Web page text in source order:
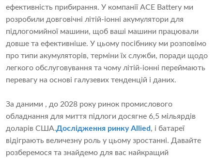
ефективність прибирання. У компанії ACE Battery ми
розробили довговічні літій-іонні акумулятори для
підлогомийної машини, щоб ваші машини працювали
довше та ефективніше. У цьому посібнику ми розповімо
про типи акумуляторів, терміни їх служби, поради щодо
легкого обслуговування та чому літій-іонні переймають
перевагу на основі галузевих тенденцій і даних.
За даними , до 2028 року ринок промислового
обладнання для миття підлоги досягне 6,5 мільярдів
доларів США.Дослідження ринку Allied, і батареї
відіграють величезну роль у цьому зростанні. Давайте
розберемося та знайдемо для вас найкращий